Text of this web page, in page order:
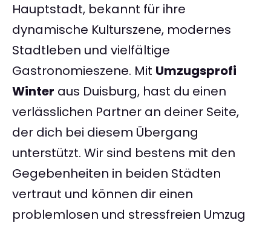
Hauptstadt, bekannt für ihre
dynamische Kulturszene, modernes
Stadtleben und vielfältige
Gastronomieszene. Mit Umzugsprofi
Winter aus Duisburg, hast du einen
verlässlichen Partner an deiner Seite,
der dich bei diesem Übergang
unterstützt. Wir sind bestens mit den
Gegebenheiten in beiden Städten
vertraut und können dir einen
problemlosen und stressfreien Umzug